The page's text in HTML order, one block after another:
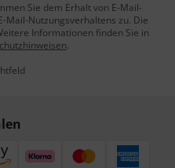
Sie dem Erhalt von E-Mail-
Mail-Nutzungsverhaltens zu. Die
Informationen finden Sie in
.